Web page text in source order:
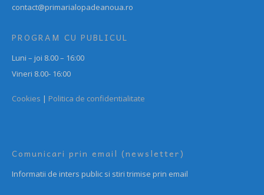
contact@primarialopadeanoua.ro
PROGRAM CU PUBLICUL
Luni – joi 8.00 – 16:00
Vineri 8.00- 16:00
Cookies | Politica de confidentialitate
Comunicari prin email (newsletter)
Informatii de inters public si stiri trimise prin email